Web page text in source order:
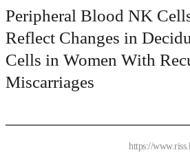
Peripheral Blood NK
Reflect Changes in
Cells in Women With
Miscarriages
https://